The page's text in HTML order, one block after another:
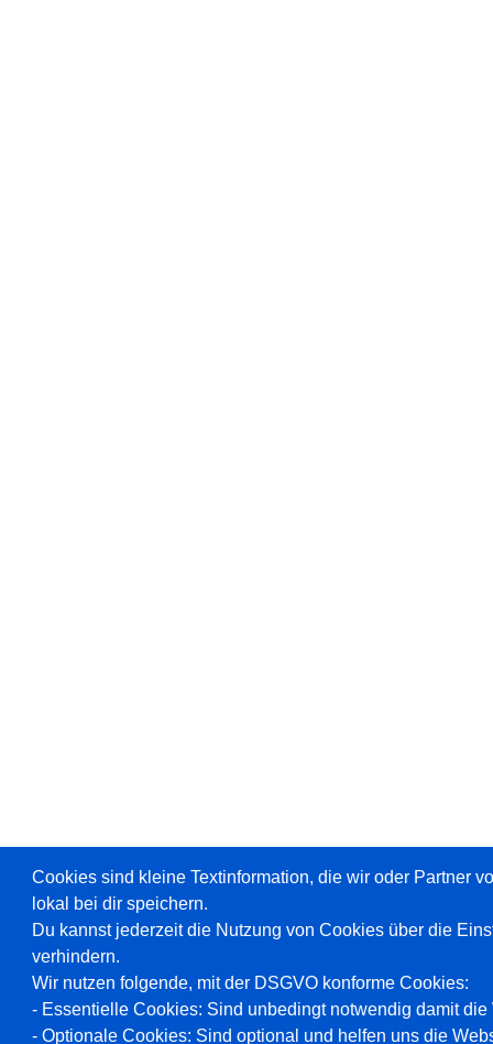
Cookies sind kleine Textinformation, die wir oder Partner
lokal bei dir speichern.
Du kannst jederzeit die Nutzung von Cookies über die
verhindern.
Wir nutzen folgende, mit der DSGVO konforme Cookies:
- Essentielle Cookies: Sind unbedingt notwendig damit
- Optionale Cookies: Sind optional und helfen uns die